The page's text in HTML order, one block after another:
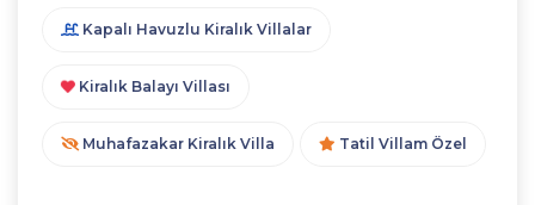
Kapalı Havuzlu Kiralık Villalar
Kiralık Balayı Villası
Muhafazakar Kiralık Villa Tatil Villam Özel